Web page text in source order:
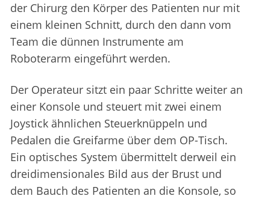
der Chirurg den Körper des Patienten nur mit
einem kleinen Schnitt, durch den dann vom
Team die dünnen Instrumente am
Roboterarm eingeführt werden.
Der Operateur sitzt ein paar Schritte weiter an
einer Konsole und steuert mit zwei einem
Joystick ähnlichen Steuerknüppeln und
Pedalen die Greifarme über dem OP-Tisch.
Ein optisches System übermittelt derweil ein
dreidimensionales Bild aus der Brust und
dem Bauch des Patienten an die Konsole, so